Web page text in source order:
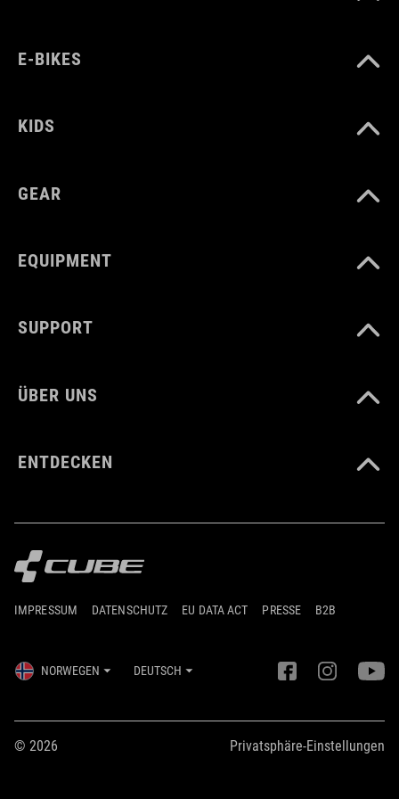
E-BIKES
KIDS
GEAR
EQUIPMENT
SUPPORT
ÜBER UNS
ENTDECKEN
IMPRESSUM DATENSCHUTZ EU DATA ACT PRESSE B2B
NORWEGEN DEUTSCH
© 2026 Privatsphäre-Einstellungen